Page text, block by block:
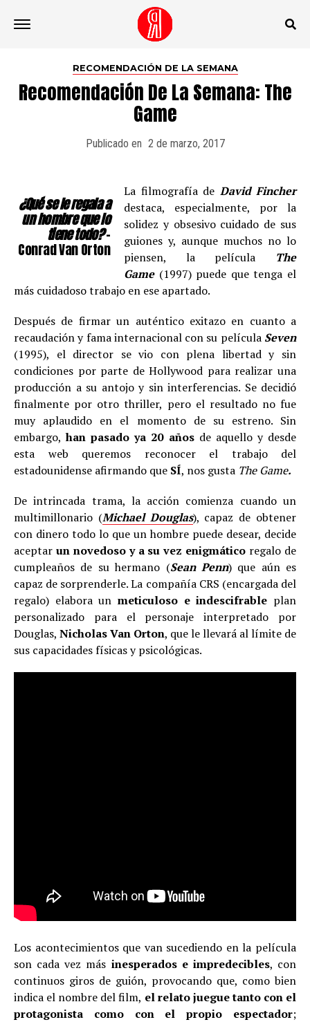
RECOMENDACIÓN DE LA SEMANA
Recomendación De La Semana: The
Game
Publicado en 2 de marzo, 2017
¿Qué se le regala a
un hombre que lo
tiene todo?–
Conrad Van Orton
La filmografía de David Fincher
destaca, especialmente, por la
solidez y obsesivo cuidado de sus
guiones y, aunque muchos no lo
piensen, la película The
Game(1997) puede que tenga el
más cuidadoso trabajo en ese apartado.
Después de firmar un auténtico exitazo en cuanto a
recaudación y fama internacional con su película Seven
(1995), el director se vio con plena libertad y sin
condiciones por parte de Hollywood para realizar una
producción a su antojo y sin interferencias. Se decidió
finalmente por otro thriller, pero el resultado no fue
muy aplaudido en el momento de su estreno. Sin
embargo,han pasado ya 20 añosde aquello y desde
esta web queremos reconocer el trabajo del
estadounidense afirmando que SÍ, nos gusta The Game.
De intrincada trama, la acción comienza cuando un
multimillonario (Michael Douglas), capaz de obtener
con dinero todo lo que un hombre puede desear, decide
aceptar un novedoso y a su vez enigmático regalo de
cumpleaños de su hermano (Sean Penn) que aún es
capaz de sorprenderle. La compañía CRS (encargada del
regalo) elabora un meticuloso e indescifrable plan
personalizado para el personaje interpretado por
Douglas, Nicholas Van Orton, que le llevará al límite de
sus capacidades físicas y psicológicas.
Los acontecimientos que van sucediendo en la película
son cada vez más inesperados e impredecibles, con
continuos giros de guión, provocando que, como bien
indica el nombre del film, el relato juegue tanto con el
protagonista como con el propio espectador;
Ir a la versión móvil